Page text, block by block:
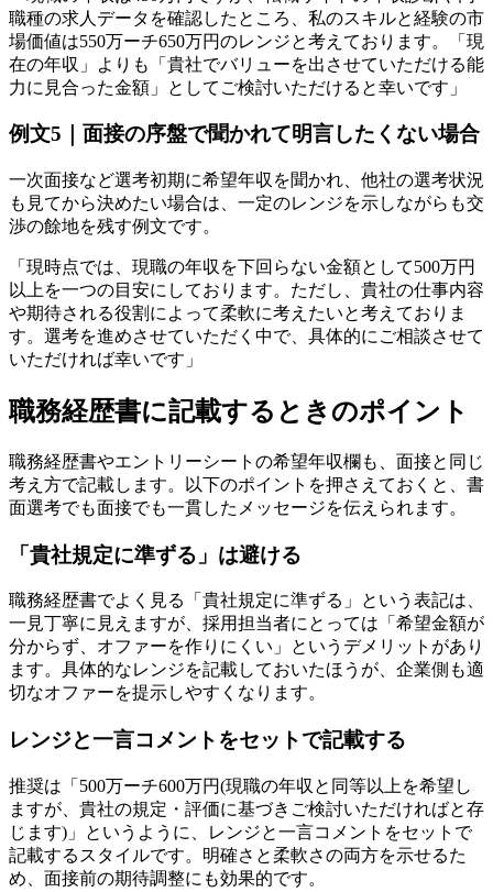
職種の求人データを確認したところ、私のスキルと経験の市
場価値は550万ーチ650万円のレンジと考えております。「現
在の年収」よりも「貴社でバリューを出させていただける能
力に見合った金額」としてご検討いただけると幸いです」
例文5｜面接の序盤で聞かれて明言したくない場合
一次面接など選考初期に希望年収を聞かれ、他社の選考状況
も見てから決めたい場合は、一定のレンジを示しながらも交
渉の餘地を残す例文です。
「現時点では、現職の年収を下回らない金額として500万円
以上を一つの目安にしております。ただし、貴社の仕事内容
や期待される役割によって柔軟に考えたいと考えておりま
す。選考を進めさせていただく中で、具体的にご相談させて
いただければ幸いです」
職務経歴書に記載するときのポイント
職務経歴書やエントリーシートの希望年収欄も、面接と同じ
考え方で記載します。以下のポイントを押さえておくと、書
面選考でも面接でも一貫したメッセージを伝えられます。
「貴社規定に準ずる」は避ける
職務経歴書でよく見る「貴社規定に準ずる」という表記は、
一見丁寧に見えますが、採用担当者にとっては「希望金額が
分からず、オファーを作りにくい」というデメリットがあり
ます。具体的なレンジを記載しておいたほうが、企業側も適
切なオファーを提示しやすくなります。
レンジと一言コメントをセットで記載する
推奨は「500万ーチ600万円(現職の年収と同等以上を希望し
ますが、貴社の規定・評価に基づきご検討いただければと存
じます)」というように、レンジと一言コメントをセットで
記載するスタイルです。明確さと柔軟さの両方を示せるた
め、面接前の期待調整にも効果的です。